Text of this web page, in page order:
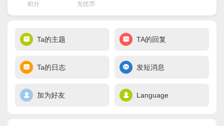
积分 无忧币
Ta的主题 TA的回复
Ta的日志 发短消息
加为好友 Language